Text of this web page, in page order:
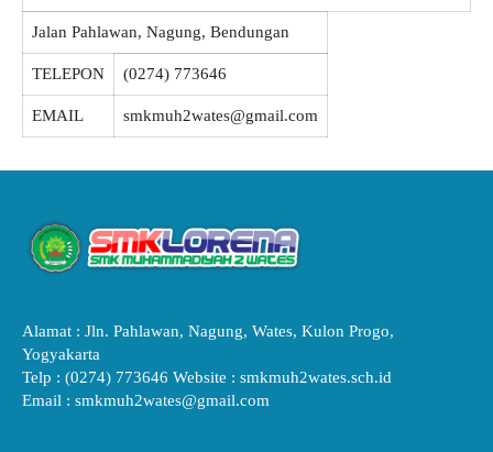
Jalan Pahlawan, Nagung, Bendungan
TELEPON (0274) 773646
EMAIL smkmuh2wates@gmail.com
Alamat : Jln. Pahlawan, Nagung, Wates, Kulon Progo,
Yogyakarta
Telp : (0274) 773646 Website : smkmuh2wates.sch.id
Email : smkmuh2wates@gmail.com